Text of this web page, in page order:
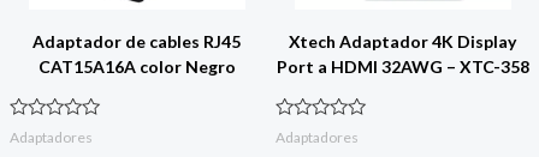
Adaptador de cables RJ45
CAT15A16A color Negro
Valorado con
Adaptadores
Xtech Adaptador 4K Display
Port a HDMI 32AWG – XTC-358
Valorado con
Adaptadores